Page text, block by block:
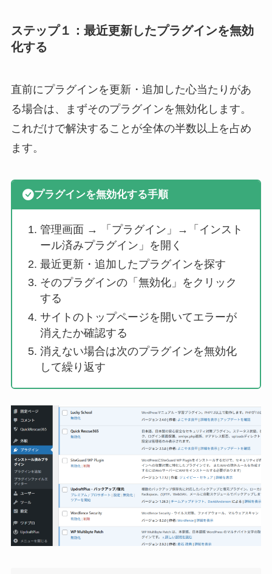
ステップ１：最近更新したプラグインを無効
化する
直前にプラグインを更新・追加した心当たりがあ
る場合は、まずそのプラグインを無効化します。
これだけで解決することが全体の半数以上を占め
ます。
プラグインを無効化する手順
管理画面 → 「プラグイン」→「インスト
ール済みプラグイン」を開く
最近更新・追加したプラグインを探す
そのプラグインの「無効化」をクリック
する
サイトのトップページを開いてエラーが
消えたか確認する
消えない場合は次のプラグインを無効化
して繰り返す